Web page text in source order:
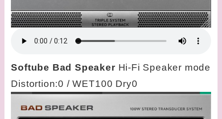
Softube Bad Speaker Hi-Fi Speaker mode
Distortion:0 / WET100 Dry0